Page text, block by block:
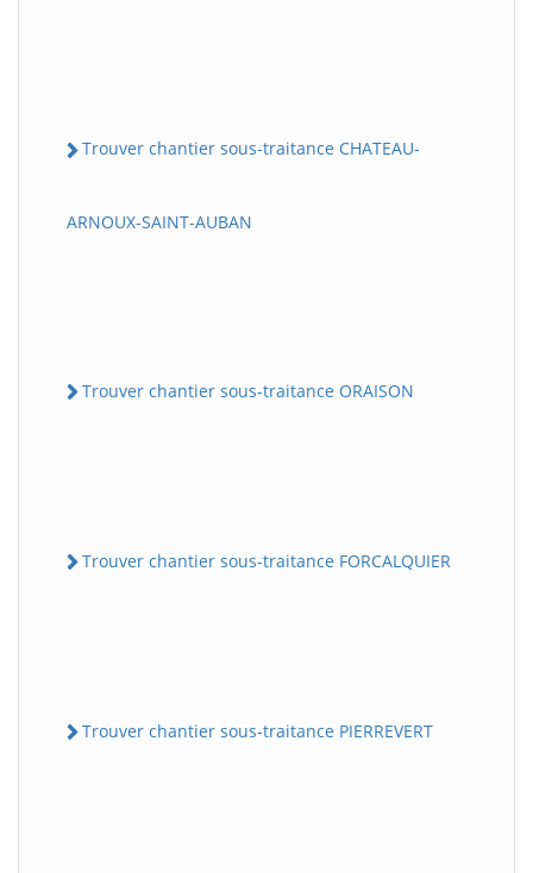
Trouver chantier sous-traitance CHATEAU-
ARNOUX-SAINT-AUBAN
Trouver chantier sous-traitance ORAISON
Trouver chantier sous-traitance FORCALQUIER
Trouver chantier sous-traitance PIERREVERT